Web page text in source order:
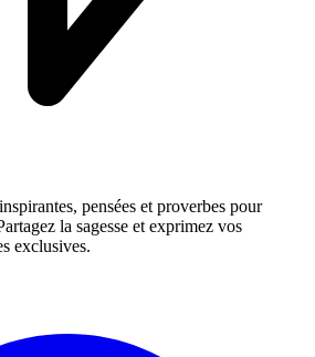
pensées et proverbes pour
la sagesse et exprimez vos
exclusives.